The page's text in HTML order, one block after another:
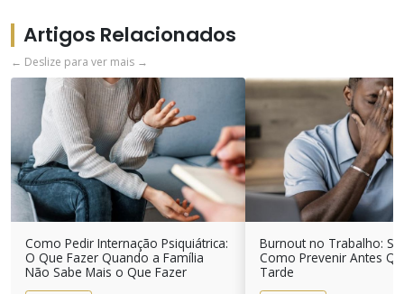
Artigos Relacionados
← Deslize para ver mais →
Como Pedir Internação Psiquiátrica:
O Que Fazer Quando a Família
Não Sabe Mais o Que Fazer
Burnout no Trabalho:
Como Prevenir Antes
Tarde